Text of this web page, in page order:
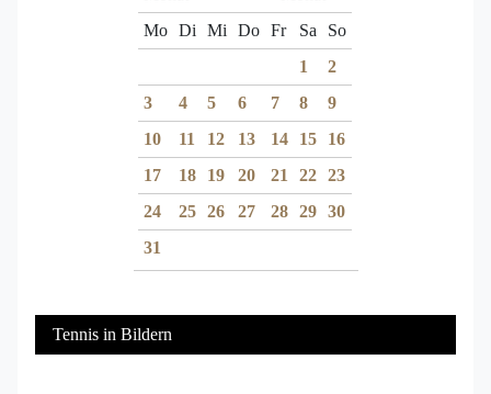
Mo Di Mi Do Fr Sa
So
1
2
3
4 5 6 7 8
9
10
11 12 13 14 15
16
17
18 19 20 21 22 23
24
25 26 27 28 29 30
31
Tennis in Bildern